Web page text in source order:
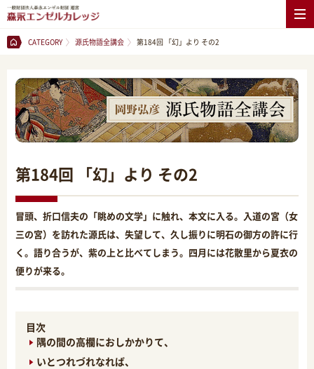
CATEGORY 源氏物語全講会 第184回 「幻」より その2
第184回 「幻」より その2
冒頭、折口信夫の「眺めの文学」に触れ、本文に入る。入道の宮（女
三の宮）を訪れた源氏は、失望して、久し振りに明石の御方の許に行
く。語り合うが、紫の上と比べてしまう。四月には花散里から夏衣の
便りが来る。
目次
隅の間の高欄におしかかりて、
いとつれづれなれば、